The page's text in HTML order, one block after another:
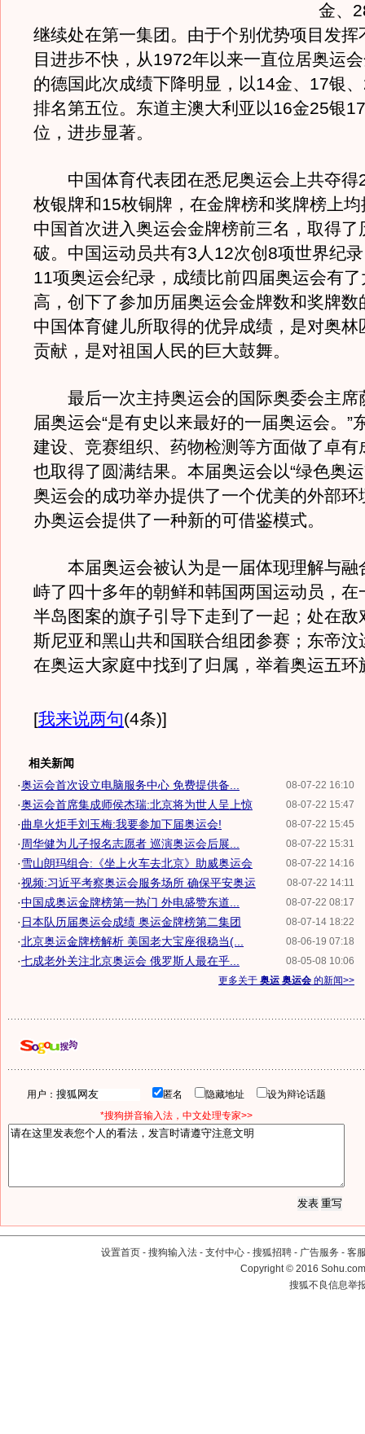
金、
继续处在第一集团。由于个别优势项目发挥
目进步不快，从1972年以来一直位居奥运
的德国此次成绩下降明显，以14金、17银
排名第五位。东道主澳大利亚以16金25银
位，进步显著。
中国体育代表团在悉尼奥运会上共夺得
枚银牌和15枚铜牌，在金牌榜和奖牌榜上
中国首次进入奥运会金牌榜前三名，取得了
破。中国运动员共有3人12次创8项世界纪
11项奥运会纪录，成绩比前四届奥运会有
高，创下了参加历届奥运会金牌数和奖牌数
中国体育健儿所取得的优异成绩，是对奥林
贡献，是对祖国人民的巨大鼓舞。
最后一次主持奥运会的国际奥委会主席
届奥运会“是有史以来最好的一届奥运会。”
建设、竞赛组织、药物检测等方面做了卓有
也取得了圆满结果。本届奥运会以“绿色奥
奥运会的成功举办提供了一个优美的外部环
办奥运会提供了一种新的可借鉴模式。
本届奥运会被认为是一届体现理解与融
峙了四十多年的朝鲜和韩国两国运动员，在
半岛图案的旗子引导下走到了一起；处在敌
斯尼亚和黑山共和国联合组团参赛；东帝汶
在奥运大家庭中找到了归属，举着奥运五环
[我来说两句(4条)]
相关新闻
08-07-22 16:10
·奥运会首次设立电脑服务中心 免费提供备...
08-07-22 15:47
·奥运会首席集成师侯杰瑞:北京将为世人呈上惊
08-07-22 15:45
·曲阜火炬手刘玉梅:我要参加下届奥运会!
08-07-22 15:31
· 周华健为儿子报名志愿者 巡演奥运会后展...
08-07-22 14:16
·雪山朗玛组合:《坐上火车去北京》助威奥运会
08-07-22 14:11
·视频:习近平考察奥运会服务场所 确保平安奥运
08-07-22 08:17
·中国成奥运金牌榜第一热门 外电盛赞东道...
08-07-14 18:22
· 日本队历届奥运会成绩 奥运金牌榜第二集团
08-06-19 07:18
·北京奥运金牌榜解析 美国老大宝座很稳当(...
08-05-08 10:06
·七成老外关注北京奥运会 俄罗斯人最在乎...
更多关于 奥运 奥运会 的新闻>>
用户： 匿名 隐藏地址
设为辩论话题
*搜狗拼音输入法，中文处理专家>>
设置首页 - 搜狗输入法 - 支付中心 - 搜狐招聘 - 广告服务 - 客
Copyright©2016
搜狐不良信息举